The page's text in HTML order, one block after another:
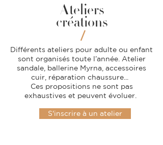
Ateliers
créations
/​
Différents ateliers pour adulte ou enfant
sont organisés toute l’année. Atelier
sandale, ballerine Myrna, accessoires
cuir, réparation chaussure...
Ces propositions ne sont pas
exhaustives et peuvent évoluer.
S'inscrire à un atelier